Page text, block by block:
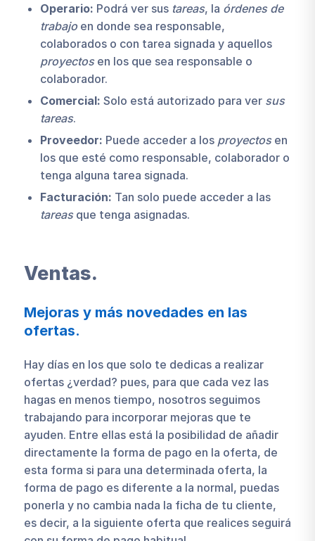
Operario: Podrá ver sus tareas, la órdenes de
trabajoen donde sea responsable,
colaborados o con tarea signada y aquellos
proyectosen los que sea responsable o
colaborador.
Comercial: Solo está autorizado para ver sus
tareas.
Proveedor: Puede acceder a los proyectosen
los que esté como responsable, colaborador o
tenga alguna tarea signada.
Facturación: Tan solo puede acceder a las
tareasque tenga asignadas.
Ventas.
Mejoras y más novedades en las
ofertas.
Hay días en los que solo te dedicas a realizar
ofertas ¿verdad? pues, para que cada vez las
hagas en menos tiempo, nosotros seguimos
trabajando para incorporar mejoras que te
ayuden. Entre ellas está la posibilidad de añadir
directamente la forma de pago en la oferta, de
esta forma si para una determinada oferta, la
forma de pago es diferente a la normal, puedas
ponerla y no cambia nada la ficha de tu cliente,
es decir, a la siguiente oferta que realices seguirá